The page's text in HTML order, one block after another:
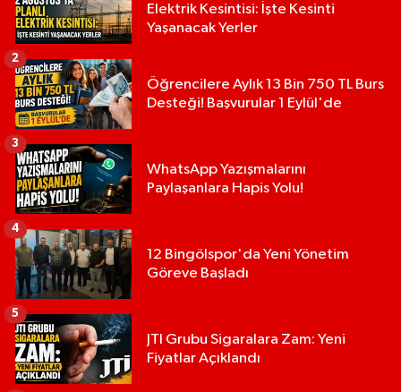
Elektrik Kesintisi: İşte Kesinti
Yaşanacak Yerler
Öğrencilere Aylık 13 Bin 750 TL Burs
Desteği! Başvurular 1 Eylül'de
2
WhatsApp Yazışmalarını
Paylaşanlara Hapis Yolu!
3
12 Bingölspor'da Yeni Yönetim
Göreve Başladı
4
JTI Grubu Sigaralara Zam: Yeni
Fiyatlar Açıklandı
5